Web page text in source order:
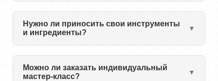
Нужно ли приносить свои инструменты
и ингредиенты?
Можно ли заказать индивидуальный
мастер-класс?